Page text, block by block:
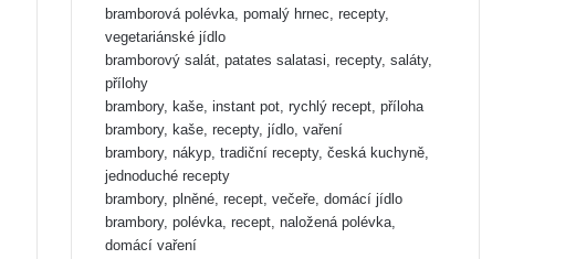
bramborová polévka, pomalý hrnec, recepty,
vegetariánské jídlo
bramborový salát, patates salatasi, recepty, saláty,
přílohy
brambory, kaše, instant pot, rychlý recept, příloha
brambory, kaše, recepty, jídlo, vaření
brambory, nákyp, tradiční recepty, česká kuchyně,
jednoduché recepty
brambory, plněné, recept, večeře, domácí jídlo
brambory, polévka, recept, naložená polévka,
domácí vaření